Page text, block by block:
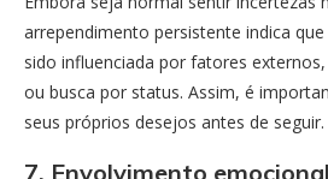
arrependimento persistente indica
sido influenciada por fatores
ou busca por status. Assim, é
seus próprios desejos antes de seguir.
7. Envolvimento